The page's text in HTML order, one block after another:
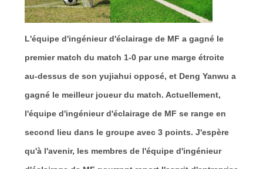
L'équipe d'ingénieur d'éclairage de MF a gagné le
premier match du match 1-0 par une marge étroite
au-dessus de son yujiahui opposé, et Deng Yanwu a
gagné le meilleur joueur du match. Actuellement,
l'équipe d'ingénieur d'éclairage de MF se range en
second lieu dans le groupe avec 3 points. J'espère
qu'à l'avenir, les membres de l'équipe d'ingénieur